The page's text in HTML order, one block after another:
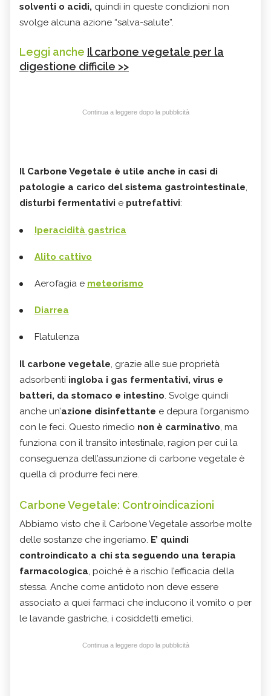
solventi o acidi, quindi in queste condizioni non
svolge alcuna azione “salva-salute”.
Leggi anche Il carbone vegetale per la
digestione difficile >>
Continua a leggere dopo la pubblicità
Il Carbone Vegetale è utile anche in casi di
patologie a carico del sistema gastrointestinale,
disturbi fermentativi e putrefattivi:
Iperacidità gastrica
Alito cattivo
Aerofagia e meteorismo
Diarrea
Flatulenza
Il carbone vegetale, grazie alle sue proprietà
adsorbenti ingloba i gas fermentativi, virus e
batteri, da stomaco e intestino. Svolge quindi
anche un’azione disinfettante e depura l’organismo
con le feci. Questo rimedio non è carminativo, ma
funziona con il transito intestinale, ragion per cui la
conseguenza dell’assunzione di carbone vegetale è
quella di produrre feci nere.
Carbone Vegetale: Controindicazioni
Abbiamo visto che il Carbone Vegetale assorbe molte
delle sostanze che ingeriamo. E’ quindi
controindicato a chi sta seguendo una terapia
farmacologica, poiché è a rischio l’efficacia della
stessa. Anche come antidoto non deve essere
associato a quei farmaci che inducono il vomito o per
le lavande gastriche, i cosiddetti emetici.
Continua a leggere dopo la pubblicità